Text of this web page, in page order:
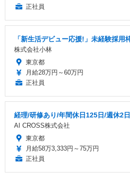
正社員
「新生活デビュー応援!」未経験採
株式会社小林
東京都
月給28万円～60万円
正社員
経理/研修あり/年間休日125日/週休2
AI CROSS株式会社
東京都
月給58万3,333円～75万円
正社員